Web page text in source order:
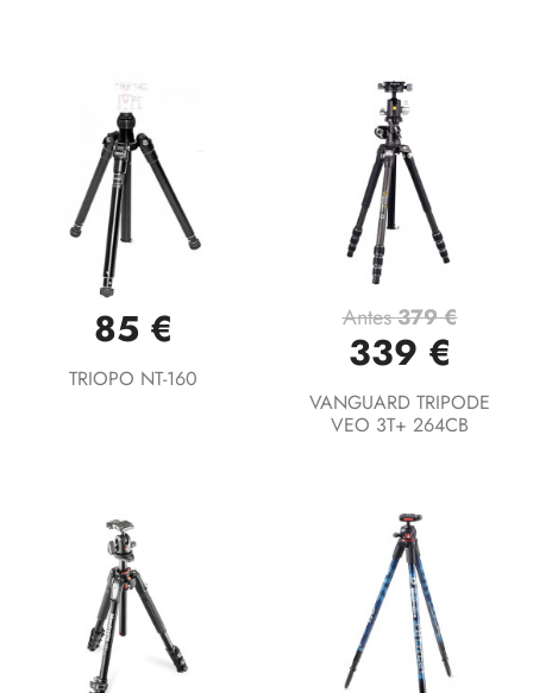
85 €
TRIOPO NT-160
Antes379 €
339 €
VANGUARD TRIPODE
VEO 3T+ 264CB